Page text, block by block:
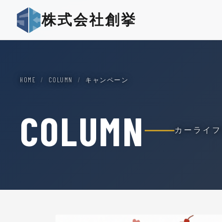
株式会社創挙
HOME / COLUMN / キャンペーン
COLUMN カーライ